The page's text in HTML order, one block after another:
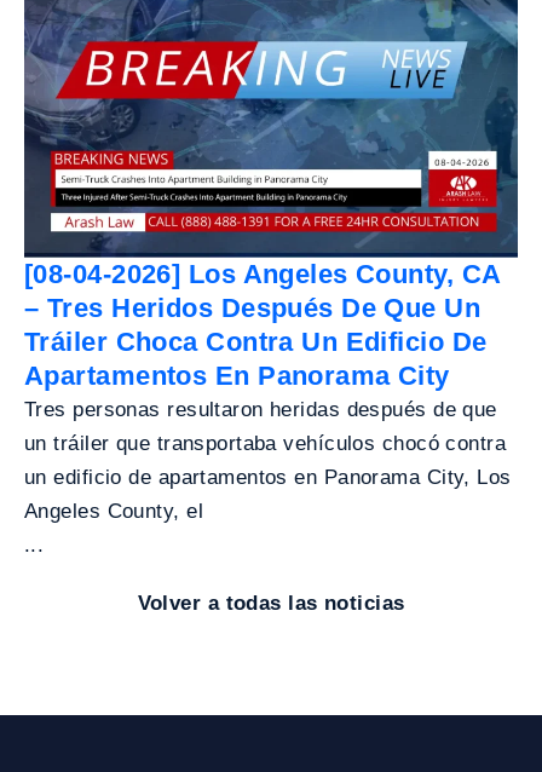
[08-04-2026] Los Angeles County, CA
– Tres Heridos Después De Que Un
Tráiler Choca Contra Un Edificio De
Apartamentos En Panorama City
Tres personas resultaron heridas después de que
un tráiler que transportaba vehículos chocó contra
un edificio de apartamentos en Panorama City, Los
Angeles County, el
...
Volver a todas las noticias